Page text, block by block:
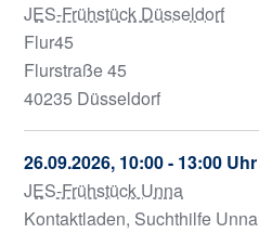
JES-Frühstück Düsseldorf
Flur45
Flurstraße 45
40235 Düsseldorf
26.09.2026, 10:00 - 13:00 Uhr
JES-Frühstück Unna
Kontaktladen, Suchthilfe Unna